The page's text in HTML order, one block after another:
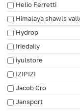
Helio Ferretti
Himalaya shawls
Hydrop
Iriedaily
iyulstore
IZIPIZI
Jacob Cro
Jansport